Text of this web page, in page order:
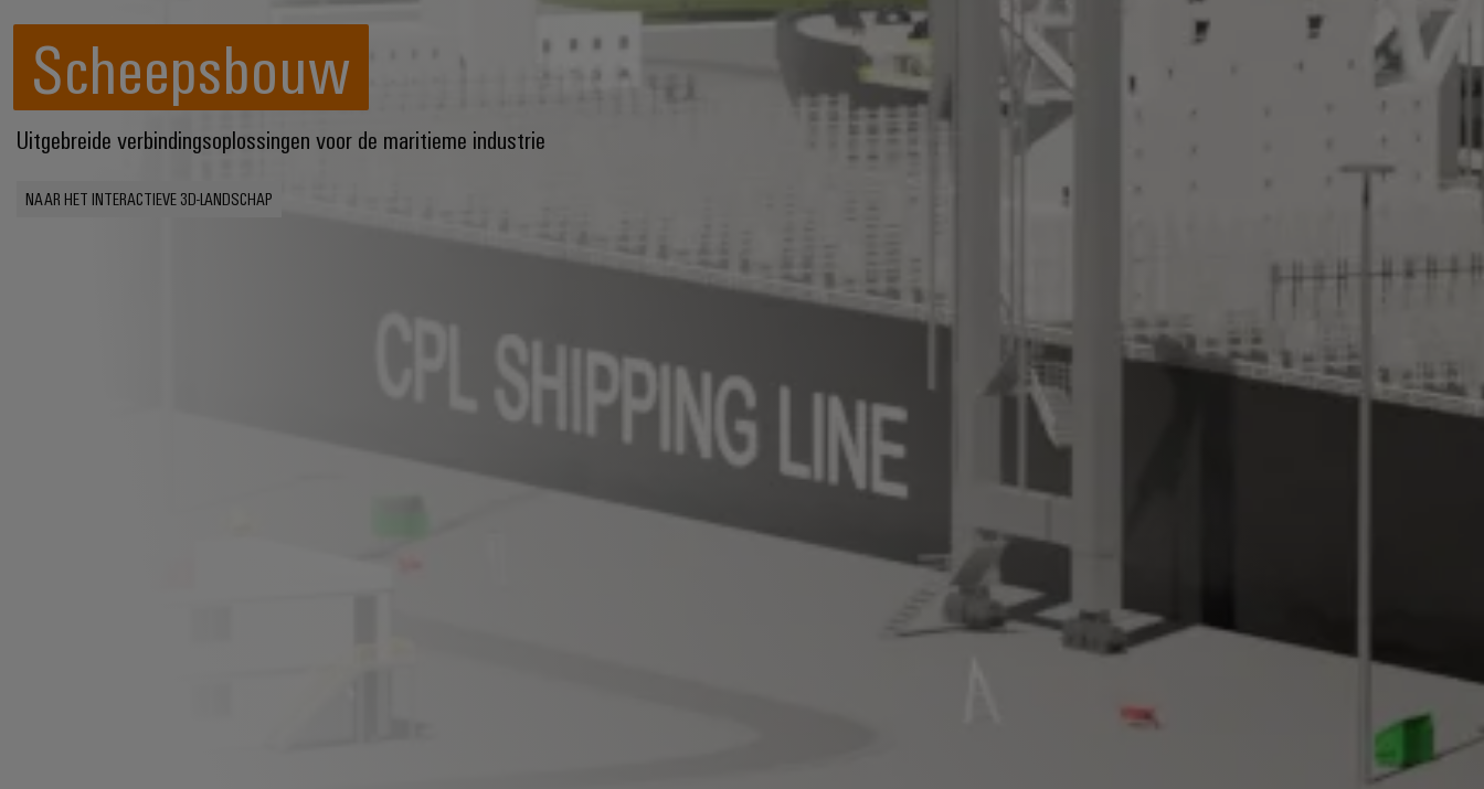
Scheepsbouw
Uitgebreide verbindingsoplossingen voor de maritieme industrie
NAAR HET INTERACTIEVE 3D-LANDSCHAP